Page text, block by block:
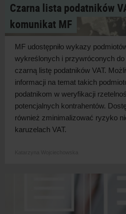
Czarna lista podatników
komunikat MF
MF udostępniło wykazy
wykreślonych i przywróconych do
czarną listę podatników VAT.
informacji na temat takich
podatnikom w weryfikacji
potencjalnych kontrahentów.
również zminimalizować ryzyko
karuzelach VAT.